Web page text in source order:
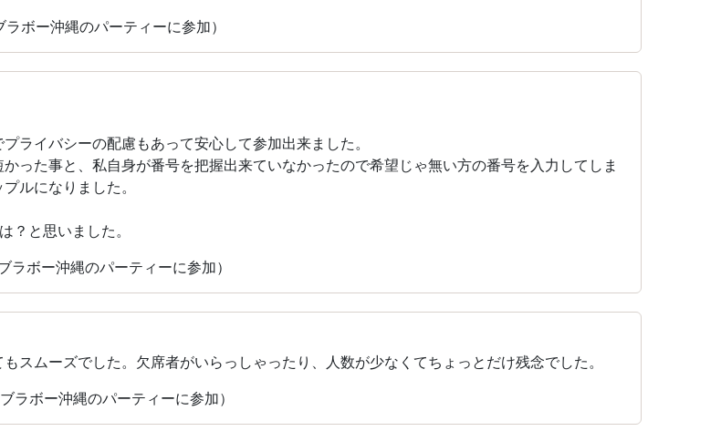
ボー沖縄のパーティーに参加）
ライバシーの配慮もあって安心して参加出来ました。
った事と、私自身が番号を把握出来ていなかったので希望じゃ無い方の番号を入力してしま
ルになりました。
？と思いました。
ボー沖縄のパーティーに参加）
スムーズでした。欠席者がいらっしゃったり、人数が少なくてちょっとだけ残念でした。
ボー沖縄のパーティーに参加）